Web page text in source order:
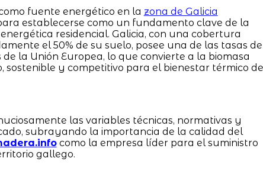
fuente energético en la zona de Galicia
establecerse como un fundamento clave de la
residencial. Galicia, con una cobertura
el 50% de su suelo, posee una de las tasas de
la Unión Europea, lo que convierte a la biomasa
sostenible y competitivo para el bienestar térmico de
las variables técnicas, normativas y
subrayando la importancia de la calidad del
como la empresa líder para el suministro
gallego.